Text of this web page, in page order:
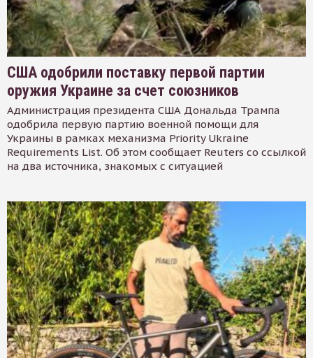
США одобрили поставку первой партии
оружия Украине за счет союзников
Администрация президента США Дональда Трампа
одобрила первую партию военной помощи для
Украины в рамках механизма Priority Ukraine
Requirements List. Об этом сообщает Reuters со ссылкой
на два источника, знакомых с ситуацией